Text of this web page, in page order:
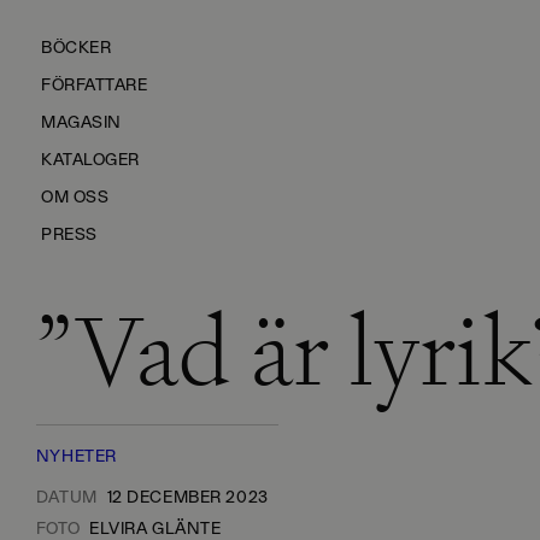
BÖCKER
FÖRFATTARE
MAGASIN
KATALOGER
OM OSS
PRESS
KONTAKTA OSS
HÅLLBARHET
”Vad är
NYHETER
DATUM
12 DECEMBER 2023
FOTO
ELVIRA GLÄNTE